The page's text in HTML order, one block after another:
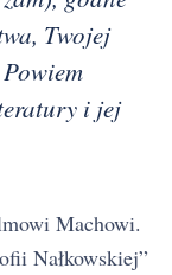
Twojej
i jej
Machowi.
Nałkowskiej”